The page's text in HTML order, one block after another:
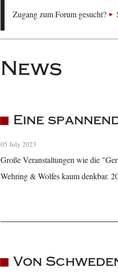
Zugang zum Forum gesucht?
News
Eine
05 July 2023
Große Veranstaltungen wie die
Wehring & Wolfes kaum denkbar.
Von